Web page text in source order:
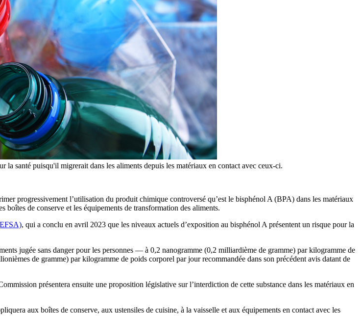
la santé puisqu'il migrerait dans les aliments depuis les matériaux en contact avec ceux-ci.
progressivement l’utilisation du produit chimique controversé qu’est le bisphénol A (BPA) dans les matériaux
boîtes de conserve et les équipements de transformation des aliments.
, qui a conclu en avril 2023 que les niveaux actuels d’exposition au bisphénol A présentent un risque pour la
jugée sans danger pour les personnes — à 0,2 nanogramme (0,2 milliardième de gramme) par kilogramme de
de gramme) par kilogramme de poids corporel par jour recommandée dans son précédent avis datant de
présentera ensuite une proposition législative sur l’interdiction de cette substance dans les matériaux en
aux boîtes de conserve, aux ustensiles de cuisine, à la vaisselle et aux équipements en contact avec les